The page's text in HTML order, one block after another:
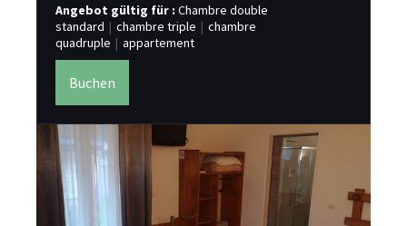
Angebot gültig für : Chambre double
standard | chambre triple | chambre
quadruple | appartement
Buchen